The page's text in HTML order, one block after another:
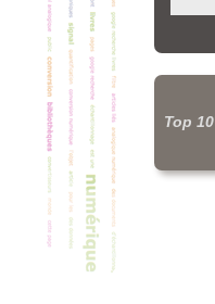
Top 10